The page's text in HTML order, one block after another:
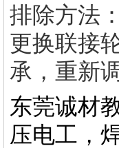
排除方法：
更换联接
承，重新
东莞诚材
压电工，